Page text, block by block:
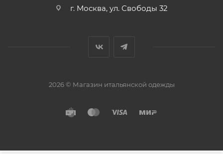
г. Москва, ул. Свободы 32
2026 © Магазин итальянской одежды